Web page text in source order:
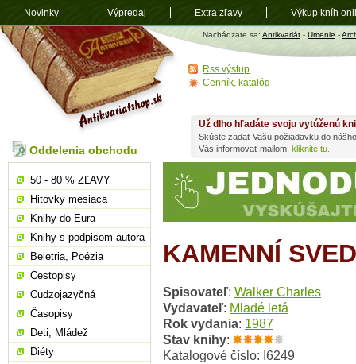
Antikvariát
shop.sk
Nachádzate sa: Antikvariát - Umenie -
KAMENNÍ
Spisovateľ: Walker Charles
Vydavateľ: Mladé letá
Rok vydania: 1987
Stav knihy:
Katalogové číslo: I6249
Už dlho hľadáte svoju vytúženú
Skúste zadať Vašu požiadavku do
Vás informovať mailom, kliknite tu.
Oddelenia obchodu
50 - 80 % ZĽAVY
Hitovky mesiaca
Knihy do Eura
Knihy s podpisom autora
Beletria, Poézia
Cestopisy
Cudzojazyčná
Časopisy
Deti, Mládež
Diéty
Rss výstup
Cenník, katalóg
Novinky Výpredaj Extra zľavy Výkup kníh